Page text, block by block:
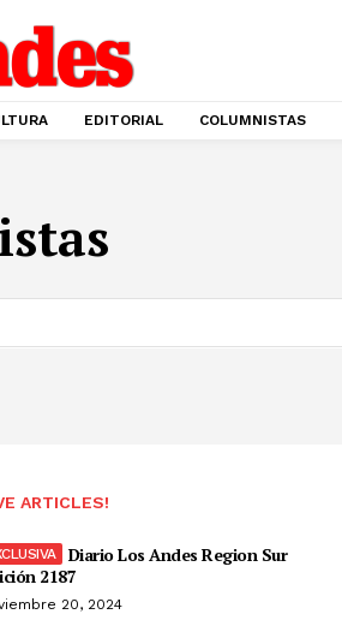
EDITORIAL COLUMNISTAS
ARTICLES!
Diario Los Andes Region Sur
2187
20, 2024